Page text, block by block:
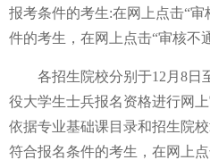
报考条件的考生:在网上点击“
件的考生，在网上点击“审核不
各招生院校分别于12月8日
役大学生士兵报名资格进行网
依据专业基础课目录和招生院
符合报名条件的考生，在网上